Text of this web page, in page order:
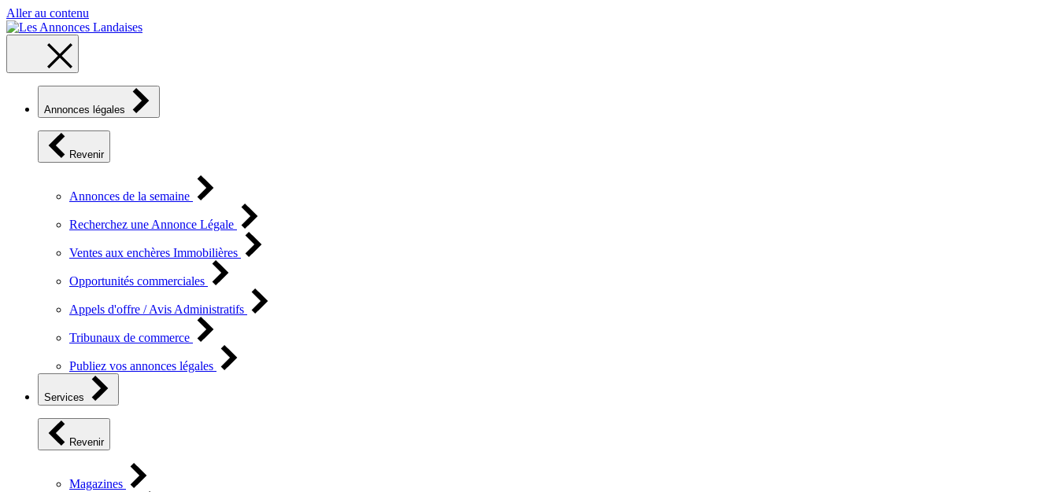
Aller au contenu
Annonces légales
Revenir
Annonces de la semaine
Recherchez une Annonce Légale
Ventes aux enchères Immobilières
Opportunités commerciales
Appels d'offre / Avis Administratifs
Tribunaux de commerce
Publiez vos annonces légales
Services
Revenir
Magazines